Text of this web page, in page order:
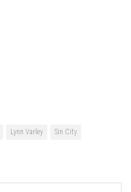
Lynn Varley
Sin City